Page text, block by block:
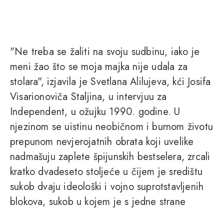
"Ne treba se žaliti na svoju sudbinu, iako je
meni žao što se moja majka nije udala za
stolara", izjavila je Svetlana Alilujeva, kći Josifa
Visarionoviča Staljina, u intervjuu za
Independent, u ožujku 1990. godine. U
njezinom se uistinu neobičnom i burnom životu
prepunom nevjerojatnih obrata koji uvelike
nadmašuju zaplete špijunskih bestselera, zrcali
kratko dvadeseto stoljeće u čijem je središtu
sukob dvaju ideološki i vojno suprotstavljenih
blokova, sukob u kojem je s jedne strane